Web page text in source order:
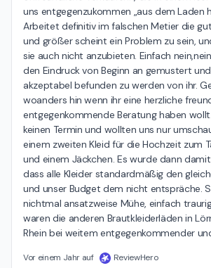
uns entgegenzukommen „aus dem Laden
Arbeitet definitiv im falschen Metier die
und größer scheint ein Problem zu sein,
sie auch nicht anzubieten. Einfach
den Eindruck von Beginn an gemustert
akzeptabel befunden zu werden von ihr.
woanders hin wenn ihr eine herzliche
entgegenkommende Beratung haben
keinen Termin und wollten uns nur
einem zweiten Kleid für die Hochzeit zum
und einem Jäckchen. Es wurde dann
dass alle Kleider standardmäßig den
und unser Budget dem nicht entspräche.
nichtmal ansatzweise Mühe, einfach
waren die anderen Brautkleiderläden in
Rhein bei weitem entgegenkommender
Vor einem Jahr auf ReviewHero